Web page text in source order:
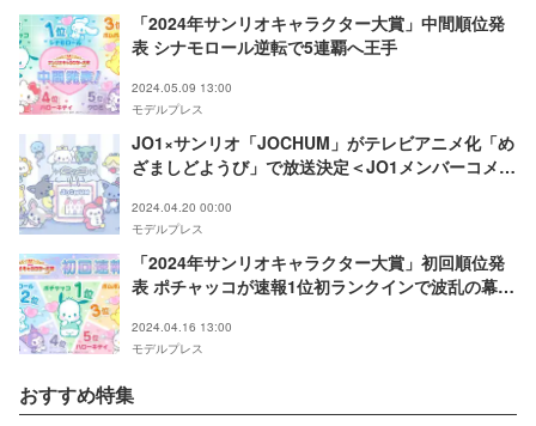
「2024年サンリオキャラクター大賞」中間順位発
表 シナモロール逆転で5連覇へ王手
2024.05.09 13:00
モデルプレス
JO1×サンリオ「JOCHUM」がテレビアニメ化「め
ざましどようび」で放送決定＜JO1メンバーコメン
2024.04.20 00:00
モデルプレス
「2024年サンリオキャラクター大賞」初回順位発
表 ポチャッコが速報1位初ランクインで波乱の幕開
2024.04.16 13:00
モデルプレス
おすすめ特集